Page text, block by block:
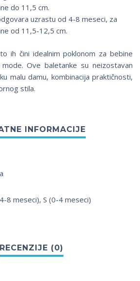
do 11,5 cm.
uzrastu od 4-8 meseci, za
od 11,5-12,5 cm.
ih čini idealnim poklonom za bebine
Ove baletanke su neizostavan
malu damu, kombinacija praktičnosti,
stila.
8 meseci), S (0-4 meseci)